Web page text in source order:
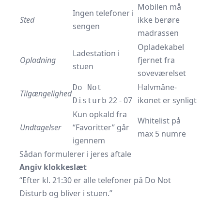
Sted
Ingen telefoner i
sengen
Mobilen må
ikke berøre
madrassen
Opladning
Ladestation i
stuen
Opladekabel
fjernet fra
soveværelset
Tilgængelighed
Do Not
Disturb 22 - 07
Halvmåne-
ikonet er synligt
Undtagelser
Kun opkald fra
“Favoritter” går
igennem
Whitelist på
max 5 numre
Sådan formulerer i jeres aftale
Angiv klokkeslæt
“Efter kl. 21:30 er alle telefoner på Do Not
Disturb og bliver i stuen.”